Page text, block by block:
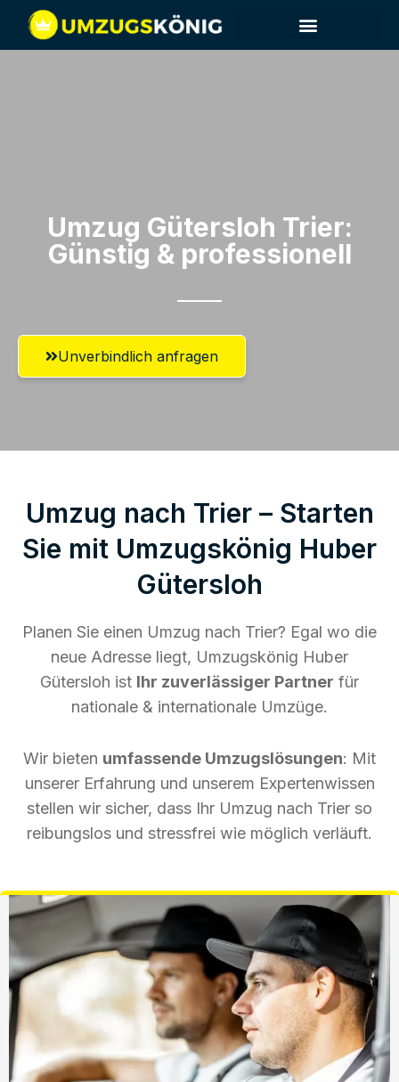
Umzug Gütersloh​ Trier:
Günstig & professionell​
Unverbindlich anfragen
Umzug nach Trier – Starten
Sie mit Umzugskönig Huber
Gütersloh
Planen Sie einen Umzug nach Trier? Egal wo die
neue Adresse liegt, Umzugskönig Huber
Gütersloh ist Ihr zuverlässiger Partner für
nationale & internationale Umzüge.
Wir bieten umfassende Umzugslösungen: Mit
unserer Erfahrung und unserem Expertenwissen
stellen wir sicher, dass Ihr Umzug nach Trier so
reibungslos und stressfrei wie möglich verläuft.